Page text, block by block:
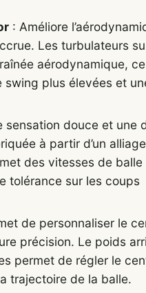
: Améliore
Les turbulateurs
aérodynamique,
plus élevées et
sensation douce et une
à partir d’un
des vitesses de balle
tolérance sur les coups
de personnaliser le
précision. Le poids
permet de régler le
trajectoire de la balle.